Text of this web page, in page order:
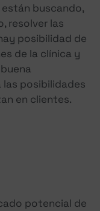
buscando,
resolver las
posibilidad de
de la clínica y
las posibilidades
en clientes.
potencial de